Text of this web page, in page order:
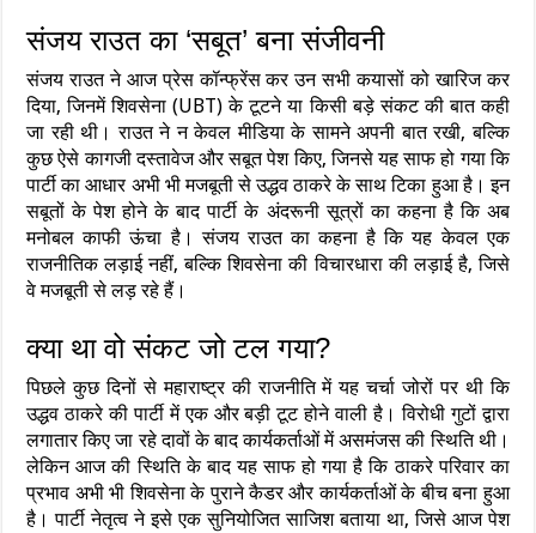
संजय राउत का ‘सबूत’ बना संजीवनी
संजय राउत ने आज प्रेस कॉन्फ्रेंस कर उन सभी कयासों को खारिज कर
दिया, जिनमें शिवसेना (UBT) के टूटने या किसी बड़े संकट की बात कही
जा रही थी। राउत ने न केवल मीडिया के सामने अपनी बात रखी, बल्कि
कुछ ऐसे कागजी दस्तावेज और सबूत पेश किए, जिनसे यह साफ हो गया कि
पार्टी का आधार अभी भी मजबूती से उद्धव ठाकरे के साथ टिका हुआ है। इन
सबूतों के पेश होने के बाद पार्टी के अंदरूनी सूत्रों का कहना है कि अब
मनोबल काफी ऊंचा है। संजय राउत का कहना है कि यह केवल एक
राजनीतिक लड़ाई नहीं, बल्कि शिवसेना की विचारधारा की लड़ाई है, जिसे
वे मजबूती से लड़ रहे हैं।
क्या था वो संकट जो टल गया?
पिछले कुछ दिनों से महाराष्ट्र की राजनीति में यह चर्चा जोरों पर थी कि
उद्धव ठाकरे की पार्टी में एक और बड़ी टूट होने वाली है। विरोधी गुटों द्वारा
लगातार किए जा रहे दावों के बाद कार्यकर्ताओं में असमंजस की स्थिति थी।
लेकिन आज की स्थिति के बाद यह साफ हो गया है कि ठाकरे परिवार का
प्रभाव अभी भी शिवसेना के पुराने कैडर और कार्यकर्ताओं के बीच बना हुआ
है। पार्टी नेतृत्व ने इसे एक सुनियोजित साजिश बताया था, जिसे आज पेश